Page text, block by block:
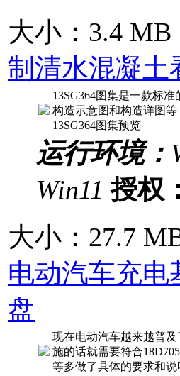
大小：3.4 MB
制清水混凝土
13SG364图集是一款标
构造示意图和构造详图
13SG364图集预览
运行环境：
Win11 授权：
大小：27.7
电动汽车充电
盘
现在电动汽车越来越普
施的话就需要符合
等多做了具体的要求和